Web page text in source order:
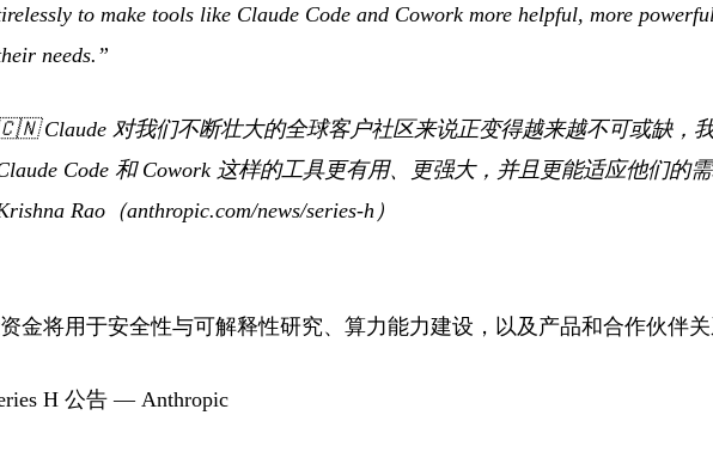
to make tools like Claude Code and Cowork more helpful, more
needs.”
Claude 对我们不断壮大的全球客户社区来说正变得越来越不可或缺，
Code 和 Cowork 这样的工具更有用、更强大，并且更能适应他们的需
Rao（anthropic.com/news/series-h）
金将用于安全性与可解释性研究、算力能力建设，以及产品和合作伙伴关
H 公告 — Anthropic